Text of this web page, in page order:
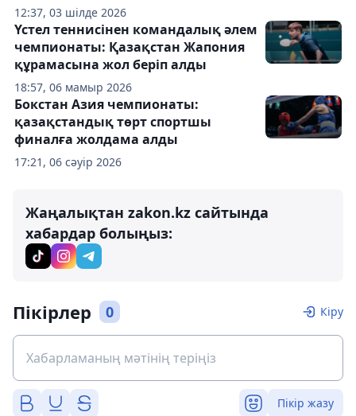
12:37, 03 шілде 2026
18:57, 06 мамыр 2026
Үстел теннисінен командалық әлем
чемпионаты: Қазақстан Жапония
құрамасына жол беріп алды
17:21, 06 сәуір 2026
Бокстан Азия чемпионаты:
қазақстандық төрт спортшы
финалға жолдама алды
Жаңалықтан zakon.kz сайтында
хабардар болыңыз:
Пікірлер 0 Кіру
Пікір жазу